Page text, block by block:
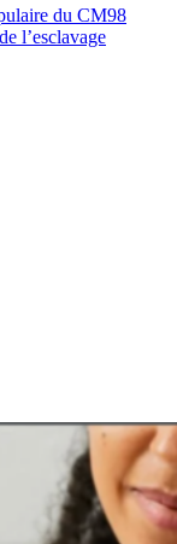
du CM98
l’esclavage